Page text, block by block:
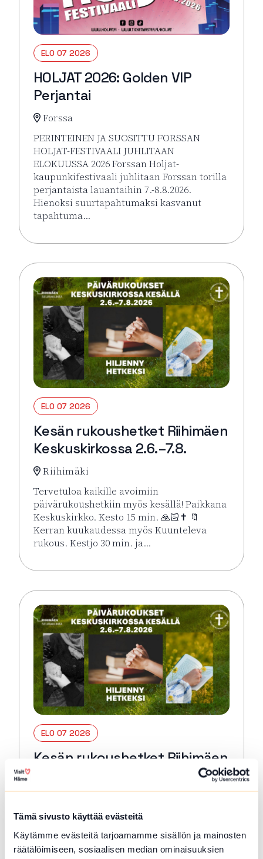
Tämä sivusto käyttää evästeitä
Käytämme evästeitä tarjoamamme sisällön ja mainosten
räätälöimiseen, sosiaalisen median ominaisuuksien
ELO 07 2026
HOLJAT 2026: Golden VIP
Perjantai
Forssa
PERINTEINEN JA SUOSITTU FORSSAN
HOLJAT-FESTIVAALI JUHLITAAN
ELOKUUSSA 2026 Forssan Holjat-
kaupunkifestivaali juhlitaan Forssan torilla
perjantaista lauantaihin 7.-8.8.2026.
Hienoksi suurtapahtumaksi kasvanut
tapahtuma…
Lue lisää tapahtumasta HOLJAT 2026: Golden VIP
ELO 07 2026
Kesän rukoushetket Riihimäen
Keskuskirkossa 2.6.–7.8.
Riihimäki
Tervetuloa kaikille avoimiin
päivärukoushetkiin myös kesällä! Paikkana
Keskuskirkko. Kesto 15 min. 🙏🏻✝️ 🔖
Kerran kuukaudessa myös Kuunteleva
rukous. Kestjo 30 min. ja…
Lue lisää tapahtumasta Kesän rukoushetket
ELO 07 2026
Kesän rukoushetket Riihimäen
Tervetuloa kaikille avoimiin
päivärukoushetkiin myös kesällä! Paikkana
Keskuskirkko. Kesto 15 min. 🙏🏻✝️ 🔖